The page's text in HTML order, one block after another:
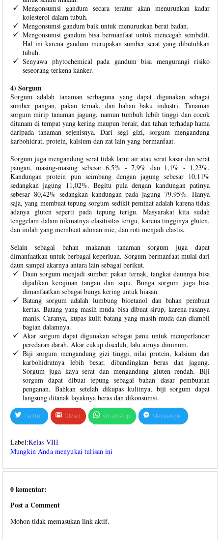
Mengonsumsi gandum secara teratur akan menurunkan kadar
kolesterol dalam tubuh.
Mengonsumsi gandum baik untuk menurunkan berat badan.
Mengonsumsi gandum bisa bermanfaat untuk mencegah sembelit.
Hal ini karena gandum merupakan sumber serat yang dibutuhkan
tubuh.
Senyawa phytochemical pada gandum bisa mengurangi risiko
seseorang terkena kanker.
4) Sorgum
Sorgum adalah tanaman serbaguna yang dapat digunakan sebagai
sumber pangan, pakan ternak, dan bahan baku industri. Tanaman
sorgum mirip tanaman jagung, namun tumbuh lebih tinggi dan cocok
ditanam di tempat yang kering maupun berair, dan tahan terhadap hama
daripada tanaman sejenisnya. Dari segi gizi, sorgum mengandung
karbohidrat, protein, kalsium dan zat lain yang bermanfaat.
Sorgum juga mengandung serat tidak larut air atau serat kasar dan serat
pangan, masing-masing sebesar 6,5% - 7,9% dan 1,1% - 1,23%.
Kandungan protein pun seimbang dengan jagung sebesar 10,11%
sedangkan jagung 11,02%. Begitu pula dengan kandungan patinya
sebesar 80,42% sedangkan kandungan pada jagung 79,95%. Hanya
saja, yang membuat tepung sorgum sedikit peminat adalah karena tidak
adanya gluten seperti pada tepung terigu. Masyarakat kita sudah
tenggelam dalam nikmatnya elasitisitas terigu, karena tingginya gluten,
dan inilah yang membuat adonan mie, dan roti menjadi elastis.
Selain sebagai bahan makanan tanaman sorgum juga dapat
dimanfaatkan untuk berbagai keperluan. Sorgum bermanfaat mulai dari
daun sampai akarnya antara lain sebagai berikut.
Daun sorgum menjadi sumber pakan ternak, tangkai daunnya bisa
dijadikan kerajinan tangan dan sapu. Bunga sorgum juga bisa
dimanfaatkan sebagai bunga kering untuk hiasan.
Batang sorgum adalah lumbung bioetanol dan bahan pembuat
kertas. Batang yang masih muda bisa dibuat sirup, karena rasanya
manis. Caranya, kupas kulit batang yang masih muda dan diambil
bagian dalamnya.
Akar sorgum dapat digunakan sebagai jamu untuk memperlancar
peredaran darah. Akar cukup diseduh, lalu airnya diminum.
Biji sorgum mengandung gizi tinggi, nilai protein, kalsium dan
karbohidratnya lebih besar, dibandingkan beras dan jagung.
Sorgum juga kaya serat dan mengandung gluten rendah. Biji
sorgum dapat dibuat tepung sebagai bahan dasar pembuatan
penganan. Bahkan setelah dikupas kulitnya, biji sorgum dapat
langsung ditanak layaknya beras dan dikonsumsi.
Twitter GMail WhatsApp Messenger
Label:Kelas VIII
Mungkin Anda menyukai tulisan ini
0 komentar:
Post a Comment
Mohon tidak memasukan link aktif.